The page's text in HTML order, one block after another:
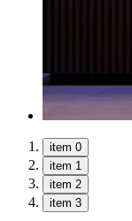
item 0
item 1
item 2
item 3